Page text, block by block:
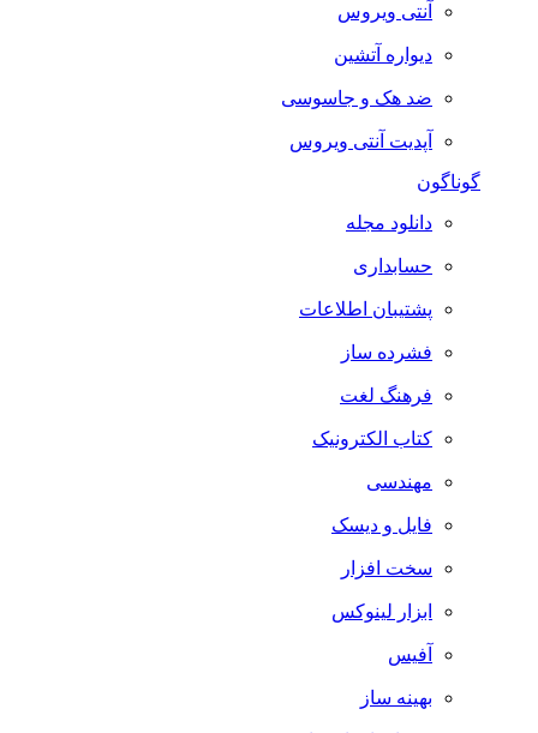
آنتی ویروس
دیواره آتشین
ضد هک و جاسوسی
آپدیت آنتی ویروس
گوناگون
دانلود مجله
حسابداری
پشتیبان اطلاعات
فشرده ساز
فرهنگ لغت
کتاب الکترونیک
مهندسی
فایل و دیسک
سخت افزار
ابزار لینوکس
آفیس
بهینه ساز